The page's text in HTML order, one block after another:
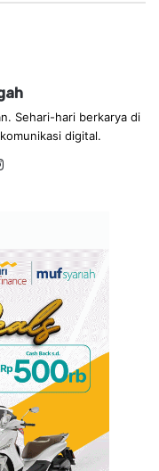
Sehari-hari berkarya di
digital.